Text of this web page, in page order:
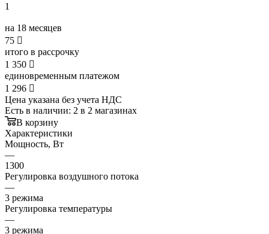
1
на 18 месяцев
75 
итого в рассрочку
1 350 
единовременным платежом
1 296 
Цена указана без учета НДС
Есть в наличии: 2 в 2 магазинах
В корзину
Характеристики
Мощность, Вт
—
1300
Регулировка воздушного потока
—
3 режима
Регулировка температуры
—
3 режима